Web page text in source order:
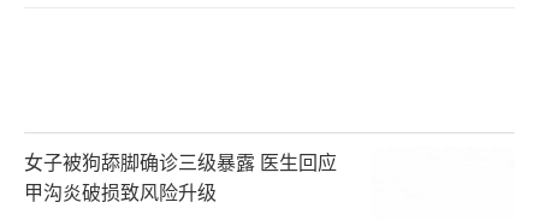
女子被狗舔脚确诊三级暴露 医生回应
甲沟炎破损致风险升级